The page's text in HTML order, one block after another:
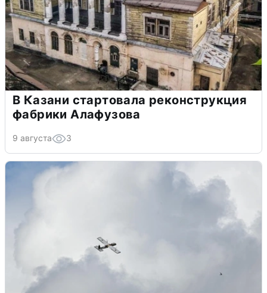
В Казани стартовала реконструкция
фабрики Алафузова
9 августа 3